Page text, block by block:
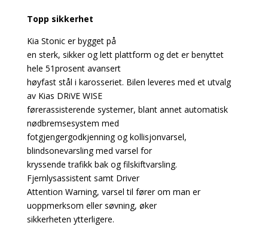
Topp sikkerhet
Kia Stonic er bygget på
en sterk, sikker og lett plattform og det er benyttet
hele 51prosent avansert
høyfast stål i karosseriet. Bilen leveres med et utvalg
av Kias DRiVE WISE
førerassisterende systemer, blant annet automatisk
nødbremsesystem med
fotgjengergodkjenning og kollisjonvarsel,
blindsonevarsling med varsel for
kryssende trafikk bak og filskiftvarsling.
Fjernlysassistent samt Driver
Attention Warning, varsel til fører om man er
uoppmerksom eller søvning, øker
sikkerheten ytterligere.